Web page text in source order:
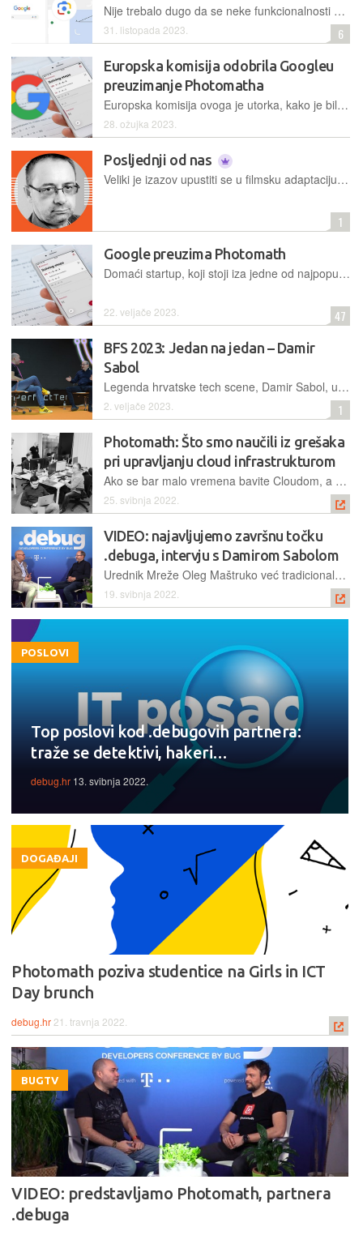
Nije trebalo dugo da se neke funkcionalnosti Photomatha, preuzetoga ovoga proljeća, nađu i u Googleovim najkorištenijim proizvodima, s milijardama korisnika diljem svijeta
31. listopada 2023. 6
Europska komisija odobrila Googleu
preuzimanje Photomatha
Europska komisija ovoga je utorka, kako je bilo i očekivano, bezuvjetno odobrila pripajanje hrvatske tech kompanije Photomath divu Silicijske doline, Googleu
28. ožujka 2023.
Posljednji od nas
Veliki je izazov upustiti se u filmsku adaptaciju kompleksnih romana, a možda je još zahtjevniji zadatak ekranizirati slojevitu videoigru, s kompliciranom pričom, koja gamerima pruža iskustvo interakcije i „proživljavanja“ radnje
1
Google preuzima Photomath
Domaći startup, koji stoji iza jedne od najpopularnijih edukativnih aplikacija na svijetu, Photomath, meta je preuzimanja, i to od strane Googlea
22. veljače 2023. 47
BFS 2023: Jedan na jedan – Damir
Sabol
Legenda hrvatske tech scene, Damir Sabol, u intervjuu jedan na jedan na pozornici BFS-a govorio je o aktualnim tehnološkim temama i onima na koje će naglasak biti u bližoj budućnosti
2. veljače 2023. 1
Photomath: Što smo naučili iz grešaka
pri upravljanju cloud infrastrukturom
Ako se bar malo vremena bavite Cloudom, a pogotovo infrastrukturom na cloudu, sigurno ste čuli popularne fraze i savjete: odvoji okoline, zero-trust security itd. Ukoliko se držite ovih principa, vaš život u Cloudu će uglavnom biti bezbolan
25. svibnja 2022.
VIDEO: najavljujemo završnu točku
.debuga, intervju s Damirom Sabolom
Urednik Mreže Oleg Maštruko već tradicionalno će zatvoriti program na glavnoj pozornici .debuga svojim intervjuom. Ove godine razgovarat će s doajenom IT scene u Hrvata, Damirom Sabolom
19. svibnja 2022.
POSLOVI
Top poslovi kod .debugovih partnera:
traže se detektivi, hakeri…
debug.hr 13. svibnja 2022.
DOGAĐAJI
Photomath poziva studentice na Girls in ICT
Day brunch
debug.hr 21. travnja 2022.
BUGTV
VIDEO: predstavljamo Photomath, partnera
.debuga